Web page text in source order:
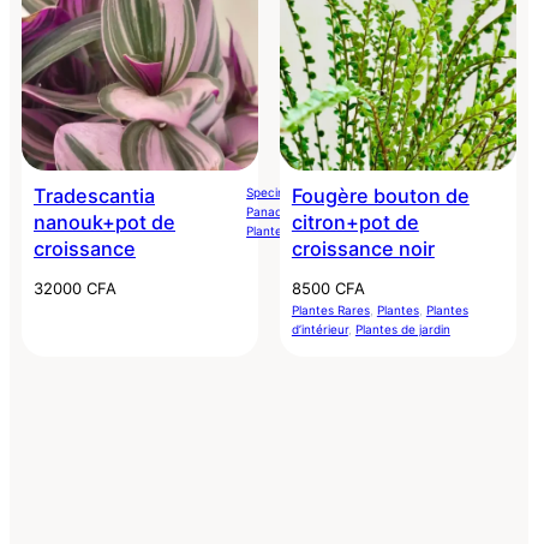
Tradescantia
nanouk+pot de
croissance
32000 CFA
Specimen Premium, Balcon , Bureau ,
Panachée/Variegated
Plantes Rares
Fougère bouton de
citron+pot de
croissance noir
8500 CFA
Plantes Rares, Plantes, Plantes
d’intérieur, Plantes de jardin